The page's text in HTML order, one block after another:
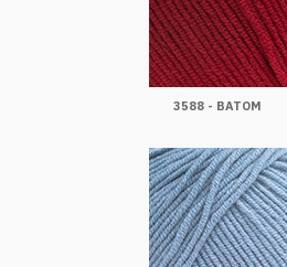
3588 - BATOM